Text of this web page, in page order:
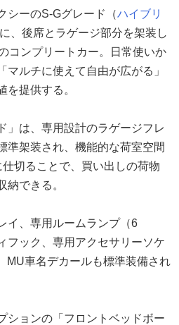
シーのS-Gグレード（ハイブリ
、後席とラゲージ部分を架装し
コンプリートカー。日常使いか
マルチに使えて自由が広がる」
を提供する。
」は、専用設計のラゲージフレ
準架装され、機能的な荷室空間
切ることで、買い出しの荷物
納できる。
イ、専用ルームランプ（6
フック、専用アクセサリーソケ
MU車名デカールも標準装備され
ションの「フロントベッドボー